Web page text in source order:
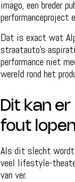
imago, een breder
performanceproject
Dat is exact wat
straatauto’s
performance niet
wereld rond het
Dit kan
fout
Als dit slecht wordt
veel lifestyle-
van ver.